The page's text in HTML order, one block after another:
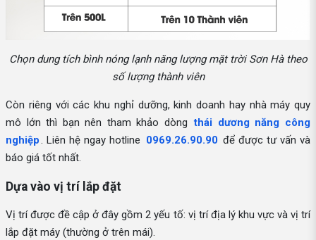
Chọn dung tích bình nóng lạnh năng lượng mặt trời Sơn Hà theo
số lượng thành viên
Còn riêng với các khu nghỉ dưỡng, kinh doanh hay nhà máy quy
mô lớn thì bạn nên tham khảo dòng thái dương năng công
nghiệp. Liên hệ ngay hotline 0969.26.90.90 để được tư vấn và
báo giá tốt nhất.
Dựa vào vị trí lắp đặt
Vị trí được đề cập ở đây gồm 2 yếu tố: vị trí địa lý khu vực và vị trí
lắp đặt máy (thường ở trên mái).